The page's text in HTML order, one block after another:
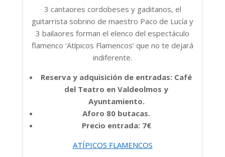
3 cantaores cordobeses y gaditanos, el
guitarrista sobrino de maestro Paco de Lucía y
3 bailaores forman el elenco del espectáculo
flamenco ‘Atípicos Flamencos’ que no te dejará
indiferente.
Reserva y adquisición de entradas: Café
del Teatro en Valdeolmos y
Ayuntamiento.
Aforo 80 butacas.
Precio entrada: 7€
ATÍPICOS FLAMENCOS